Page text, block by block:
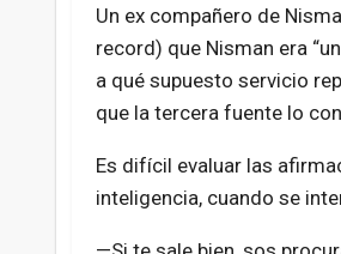
Un ex compañero de
record) que Nisman era
a qué supuesto servicio
que la tercera fuente lo
Es difícil evaluar las
inteligencia, cuando se